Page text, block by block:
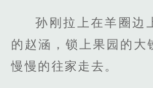
孙刚拉上在羊圈边
的赵涵，锁上果园的大
慢慢的往家走去。